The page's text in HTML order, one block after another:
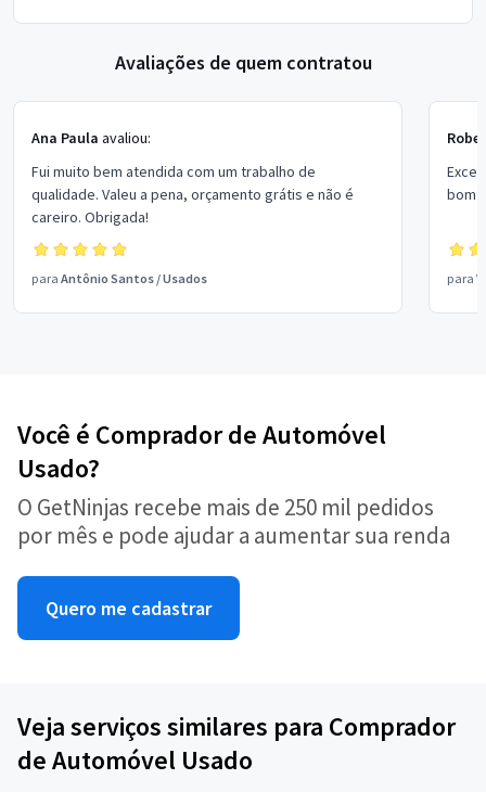
Avaliações de quem contratou
Ana Paula avaliou:
Fui muito bem atendida com um trabalho de
qualidade. Valeu a pena, orçamento grátis e não é
careiro. Obrigada!
para Antônio Santos /Usados
bom
para
Você é Comprador de Automóvel
Usado?
O GetNinjas recebe mais de 250 mil pedidos
por mês e pode ajudar a aumentar sua renda
Quero me cadastrar
Veja serviços similares para Comprador
de Automóvel Usado